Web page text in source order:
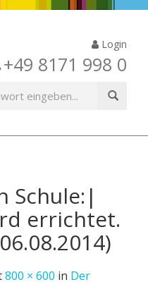
Login
+49 8171 998 0
Schule:|
errichtet.
800 × 600 in Der